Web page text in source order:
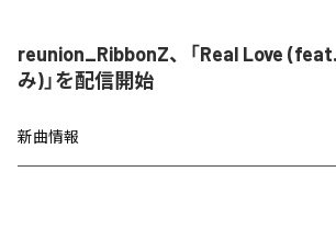
reunion_RibbonZ、「Real Love
み)」を配信開始
新曲情報